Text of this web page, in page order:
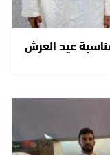
عيد العرش